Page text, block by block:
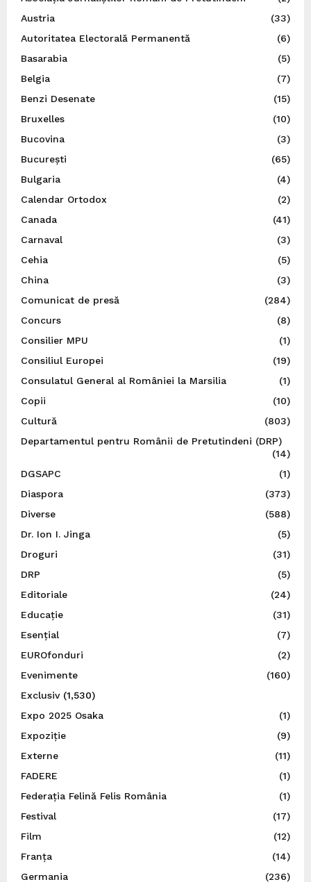
Austria
(33)
Autoritatea Electorală Permanentă
(6)
Basarabia
(5)
Belgia
(7)
Benzi Desenate
(15)
Bruxelles
(10)
Bucovina
(3)
București
(65)
Bulgaria
(4)
Calendar Ortodox
(2)
Canada
(41)
Carnaval
(3)
Cehia
(5)
China
(3)
Comunicat de presă
(284)
Concurs
(8)
Consilier MPU
(1)
Consiliul Europei
(19)
Consulatul General al României la Marsilia
(1)
Copii
(10)
Cultură
(803)
Departamentul pentru Românii de Pretutindeni (DRP)
(14)
DGSAPC
(1)
Diaspora
(373)
Diverse
(588)
Dr. Ion I. Jinga
(5)
Droguri
(31)
DRP
(5)
Editoriale
(24)
Educație
(31)
Esențial
(7)
EUROfonduri
(2)
Evenimente
(160)
Exclusiv(1,530)
Expo 2025 Osaka
(1)
Expoziție
(9)
Externe
(11)
FADERE
(1)
Federația Felină Felis România
(1)
Festival
(17)
Film
(12)
Franța
(14)
Germania
(236)